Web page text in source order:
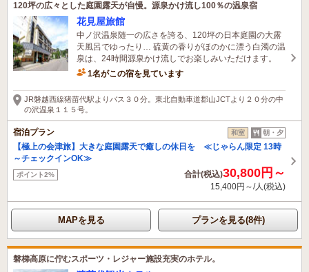
120坪の広々とした庭園露天が自慢。源泉かけ流し100％の温泉宿
花見屋旅館
中ノ沢温泉随一の広さを誇る、120坪の日本庭園の大露
天風呂でゆったり… 硫黄の香りがほのかに漂う白濁の温
泉は、24時間源泉かけ流しでお楽しみいただけます。
1名がこの宿を見ています
JR磐越西線猪苗代駅よりバス３０分。東北自動車道郡山JCTより２０分の中
の沢温泉１１５号。
宿泊プラン 和室 朝・夕
【極上の会津旅】大きな庭園露天で癒しの休日を ≪じゃらん限定 13時
～チェックインOK≫
ポイント2% 合計(税込)30,800円～
15,400円～/人(税込)
MAPを見る プランを見る(8件)
磐梯高原に佇むスポーツ・レジャー施設充実のホテル。